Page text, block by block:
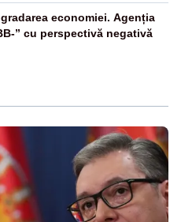
economiei. Agenția
” cu perspectivă negativă